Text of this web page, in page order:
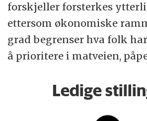
forskjeller forsterkes
ettersom økonomiske
grad begrenser hva folk
å prioritere i matveien,
Ledige